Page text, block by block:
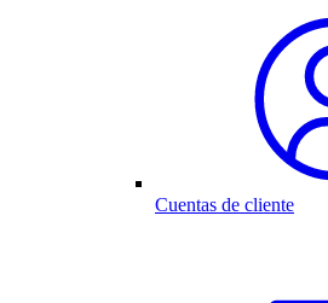
Cuentas de cliente